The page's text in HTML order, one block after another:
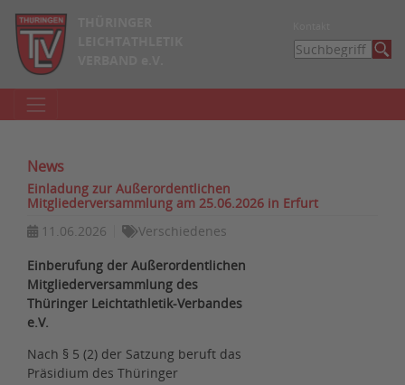
News
Einladung zur Außerordentlichen
Mitgliederversammlung am 25.06.2026 in Erfurt
11.06.2026
Verschiedenes
Einberufung der Außerordentlichen
Mitgliederversammlung des
Thüringer Leichtathletik-Verbandes
e.V.
Nach § 5 (2) der Satzung beruft das
Präsidium des Thüringer